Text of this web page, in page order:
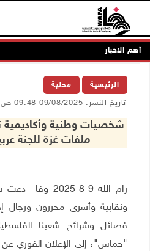
أهم الاخبار
الرئيسية محلية
تاريخ النشر: 09/08/2025 09:48 ص
شخصيات وطنية
ملفات غزة للجنة
رام الله 9-8-
ونقابية وأسرى محررون
فصائل وشرائح شعبنا
"حماس"، إلى الإعلان الفوري عن